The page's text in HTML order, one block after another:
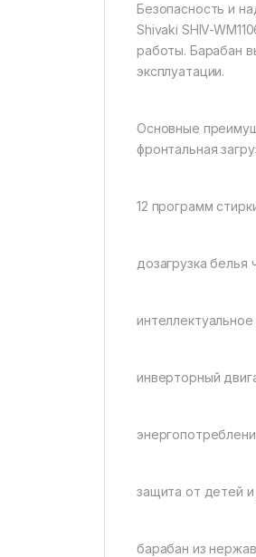
Безопасность и
Shivaki SHIV-
работы. Барабан
эксплуатации.
Основные
фронтальная
12 программ
дозагрузка белья
инверторный
защита от детей
барабан из